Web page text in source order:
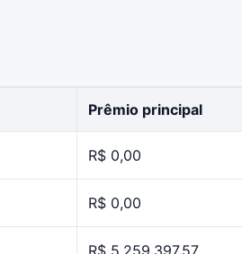
Prêmio principal
R$ 0,00
R$ 0,00